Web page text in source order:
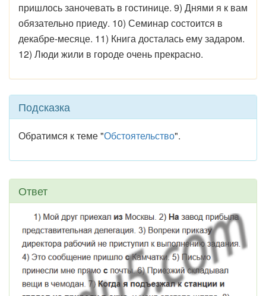
пришлось заночевать в гостинице. 9) Днями я к вам
обязательно приеду. 10) Семинар состоится в
декабре-месяце. 11) Книга досталась ему задаром.
12) Люди жили в городе очень прекрасно.
Подсказка
Обратимся к теме "Обстоятельство".
Ответ